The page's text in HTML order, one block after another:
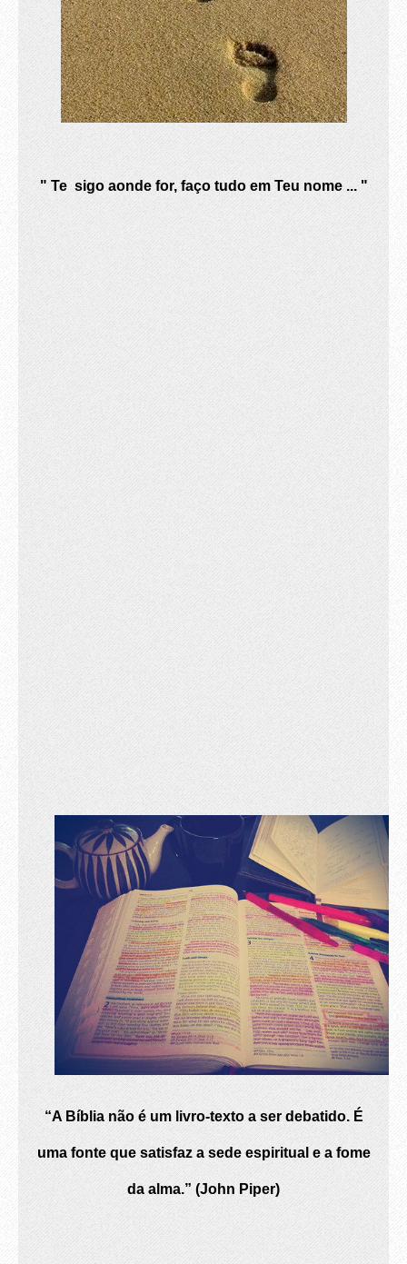
" Te sigo aonde for, faço tudo em Teu nome ... "
“A Bíblia não é um livro-texto a ser debatido. É
uma fonte que satisfaz a sede espiritual e a fome
da alma.” (John Piper)